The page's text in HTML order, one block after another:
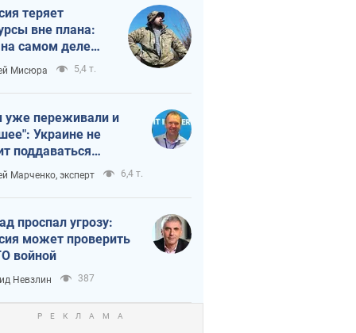
теряет
вне плана:
на самом деле
темп войны
Мисюра 5,4 т.
переживали и
Украине не
поддаваться
из-за
террора
Марченко, эксперт 6,4 т.
проспал угрозу:
может проверить
войной
Невзлин 387